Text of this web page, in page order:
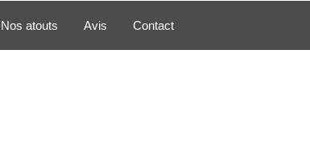
Nos atouts Avis Contact